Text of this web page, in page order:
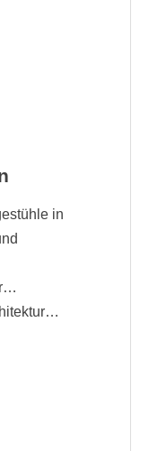
in